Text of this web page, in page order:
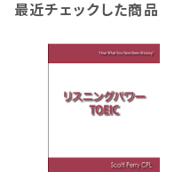
最近チェックした商品